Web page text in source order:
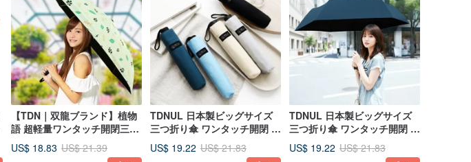
【TDN｜双龍ブランド】植物
語 超軽量ワンタッチ開閉三つ
折り傘 遮光 UV カット晴雨兼
用傘（ミルクティー）
US$ 18.83 US$ 21.39
TDNUL 日本製ビッグサイズ
三つ折り傘 ワンタッチ開閉 遮
光折りたたみ傘 日傘 雨傘（紳
士ブラック）
US$ 19.22 US$ 21.83
TDNUL 日本製ビッグサイズ
三つ折り傘 ワンタッチ開閉 遮
光・UV カット折りたたみ傘
日傘 雨傘 (ネイビーブルー)
US$ 19.22 US$ 21.83